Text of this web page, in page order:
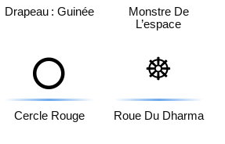
Drapeau : Guinée
Monstre De
L’espace
⭕
Cercle Rouge
☸️
Roue Du Dharma